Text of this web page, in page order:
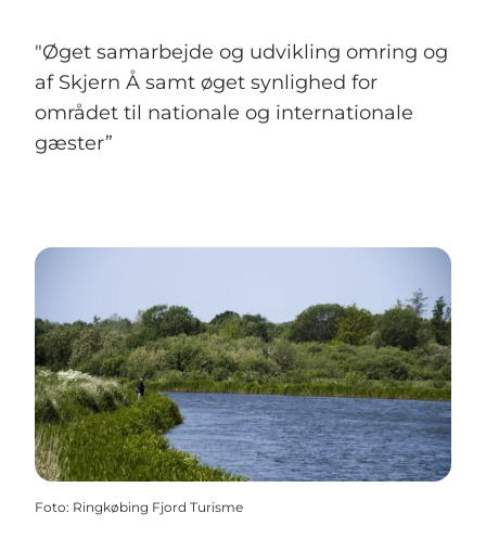
"Øget samarbejde og udvikling omring og
af Skjern Å samt øget synlighed for
området til nationale og internationale
gæster”
Foto: Ringkøbing Fjord Turisme